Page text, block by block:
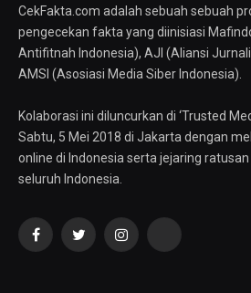
CekFakta.com adalah sebuah sebuah
pengecekan fakta yang diinisiasi
Antifitnah Indonesia), AJI (Aliansi
AMSI (Asosiasi Media Siber Indonesia).
Kolaborasi ini diluncurkan di ‘Trusted
Sabtu, 5 Mei 2018 di Jakarta dengan
online di Indonesia serta jejaring
seluruh Indonesia.
FacebookTwitterInstagramYouTube